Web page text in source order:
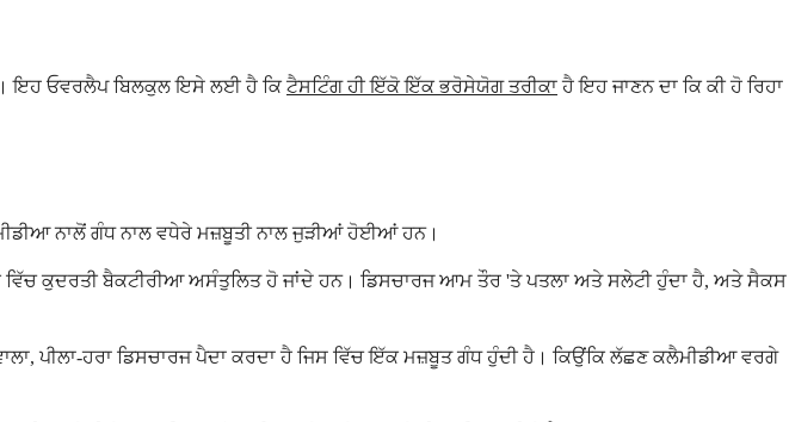
ਇਹ ਓਵਰਲੈਪ ਬਿਲਕੁਲ ਇਸੇ ਲਈ ਹੈ ਕਿਟੈਸਟਿੰਗ ਹੀ ਇੱਕੋ ਇੱਕ ਭਰੋਸੇਯੋਗ ਤਰੀਕਾਹੈ ਇਹ ਜਾਣਨ ਦਾ ਕਿ ਕੀ ਹੋ ਰਿਹਾ
ਨਾਲੋਂ ਗੰਧ ਨਾਲ ਵਧੇਰੇ ਮਜ਼ਬੂਤੀ ਨਾਲ ਜੁੜੀਆਂ ਹੋਈਆਂ ਹਨ।
ਕੁਦਰਤੀ ਬੈਕਟੀਰੀਆ ਅਸੰਤੁਲਿਤ ਹੋ ਜਾਂਦੇ ਹਨ। ਡਿਸਚਾਰਜ ਆਮ ਤੌਰ 'ਤੇ ਪਤਲਾ ਅਤੇ ਸਲੇਟੀ ਹੁੰਦਾ ਹੈ, ਅਤੇ ਸੈਕਸ
ਪੀਲਾ-ਹਰਾ ਡਿਸਚਾਰਜ ਪੈਦਾ ਕਰਦਾ ਹੈ ਜਿਸ ਵਿੱਚ ਇੱਕ ਮਜ਼ਬੂਤ ਗੰਧ ਹੁੰਦੀ ਹੈ। ਕਿਉਂਕਿ ਲੱਛਣ ਕਲੈਮੀਡੀਆ ਵਰਗੇ